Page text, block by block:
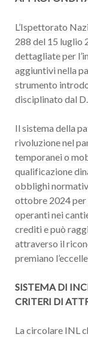
L’Ispettorato
288 del 15 luglio
dettagliate per
aggiuntivi nella
strumento
disciplinato dal
Il sistema della
rivoluzione nel
temporanei o
qualificazione
obblighi
ottobre 2024 per
operanti nei
crediti e può
attraverso il
premiano
SISTEMA DI
CRITERI DI
La circolare INL